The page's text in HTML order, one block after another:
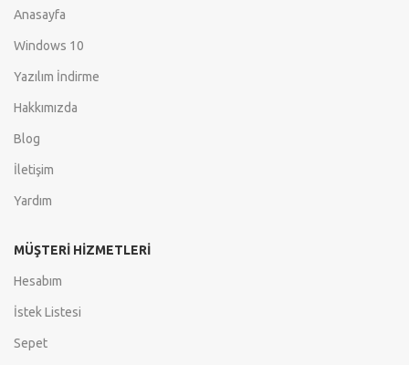
Anasayfa
Windows 10
Yazılım İndirme
Hakkımızda
Blog
İletişim
Yardım
MÜŞTERI HIZMETLERI
Hesabım
İstek Listesi
Sepet